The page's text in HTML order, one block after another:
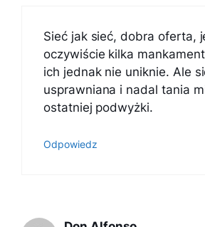
Sieć jak sieć, dobra oferta,
oczywiście kilka
ich jednak nie uniknie. Ale
usprawniana i nadal tania
ostatniej podwyżki.
Odpowiedz